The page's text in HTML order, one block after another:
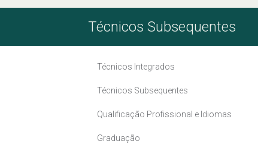
Técnicos Subsequentes
Técnicos Integrados
Técnicos Subsequentes
Qualificação Profissional e Idiomas
Graduação